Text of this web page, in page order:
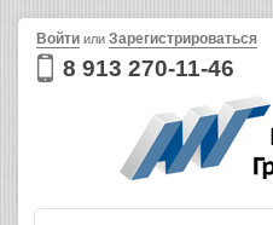
8 913 270-11-46
Войти или Зарегистрироваться